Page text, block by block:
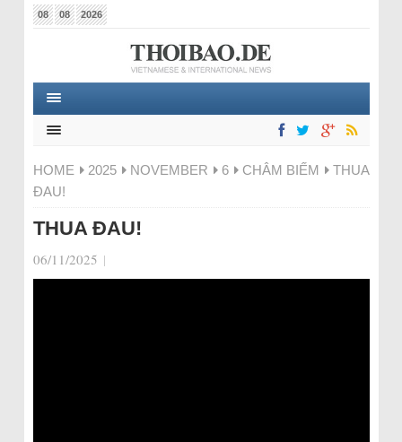
08 08 2026
HOME 2025 NOVEMBER 6 CHÂM BIẾM
THUA
ĐAU!
THUA ĐAU!
06/11/2025 |